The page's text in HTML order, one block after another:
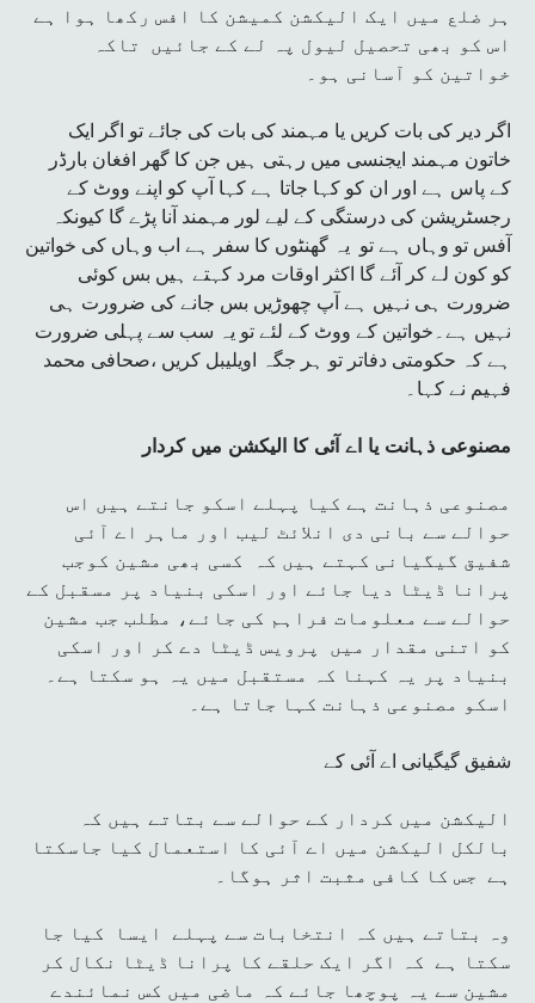
ہر ضلع میں ایک الیکشن کمیشن کا افس رکھا ہوا ہے
اس کو بھی تحصیل لیول پہ لے کے جائیں تاکہ
خواتین کو آسانی ہو۔
اگر دیر کی بات کریں یا مہمند کی بات کی جائے تو اگر ایک
خاتون مہمند ایجنسی میں رہتی ہیں جن کا گھر افغان بارڈر
کے پاس ہے اور ان کو کہا جاتا ہے کہا آپ کو اپنے ووٹ کے
رجسٹریشن کی درستگی کے لیے لور مہمند آنا پڑے گا کیونکہ
آفس تو وہاں ہے تو یہ گھنٹوں کا سفر ہے اب وہاں کی خواتین
کو کون لے کر آئے گا اکثر اوقات مرد کہتے ہیں بس کوئی
ضرورت ہی نہیں ہے آپ چھوڑیں بس جانے کی ضرورت ہی
نہیں ہے۔خواتین کے ووٹ کے لئے تو یہ سب سے پہلی ضرورت
ہے کہ حکومتی دفاتر تو ہر جگہ اویلیبل کریں ،صحافی محمد
فہیم نے کہا۔
مصنوعی ذہانت یا اے آئی کا الیکشن میں کردار
مصنوعی ذہانت ہے کیا پہلے اسکو جانتے ہیں اس
حوالے سے بانی دی انلائٹ لیب اور ماہر اے آئی
شفیق گیگیانی کہتے ہیں کہ کسی بھی مشین کوجب
پرانا ڈیٹا دیا جائے اور اسکی بنیاد پر مسقبل کے
حوالے سے معلومات فراہم کی جائے، مطلب جب مشین
کو اتنی مقدار میں پرویس ڈیٹا دے کر اور اسکی
بنیاد پر یہ کہنا کہ مستقبل میں یہ ہو سکتا ہے۔
اسکو مصنوعی ذہانت کہا جاتا ہے۔
شفیق گیگیانی اے آئی کے
بالکل الیکشن میں اے آئی کا استعمال کیا جاسکتا
ہے جس کا کافی مثبت اثر ہوگا۔
وہ بتاتے ہیں کہ انتخابات سے پہلے ایسا کیا جا
سکتا ہے کہ اگر ایک حلقے کا پرانا ڈیٹا نکال کر
مشین سے یہ پوچھا جائے کہ ماضی میں کس نمائندے